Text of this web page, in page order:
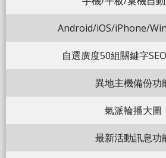
Android/iOS/iPhone/
自選廣度50組關鍵字
異地主機備份功
氣派輪播大圖
最新活動訊息功